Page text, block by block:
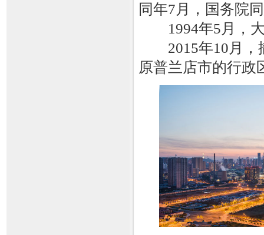
同年7月，国务院
1994年5月，大
2015年10月，
原普兰店市的行政